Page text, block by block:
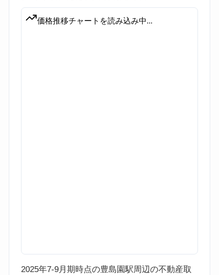
2025年7-9月期時点の豊島園駅周辺の不動産取